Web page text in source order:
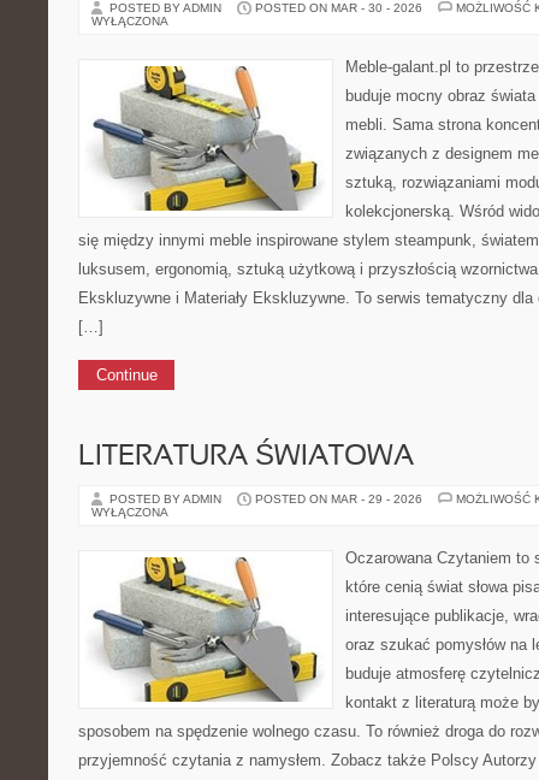
POSTED BY ADMIN POSTED ON MAR - 30 - 2026
MOŻLIWOŚĆ
WYŁĄCZONA
Meble-galant.pl to
buduje mocny obraz
mebli. Sama strona
związanych z designem
sztuką, rozwiązaniami
kolekcjonerską. Wśród
się między innymi meble inspirowane stylem steampunk,
luksusem, ergonomią, sztuką użytkową i przyszłością
Ekskluzywne i Materiały Ekskluzywne. To serwis tematyczny
[…]
Continue
LITERATURA ŚWIATOWA
POSTED BY ADMIN POSTED ON MAR - 29 - 2026
MOŻLIWOŚĆ
WYŁĄCZONA
Oczarowana Czytaniem to
które cenią świat słowa
interesujące publikacje,
oraz szukać pomysłów na
buduje atmosferę
kontakt z literaturą może
sposobem na spędzenie wolnego czasu. To również droga do
przyjemność czytania z namysłem. Zobacz także Polscy